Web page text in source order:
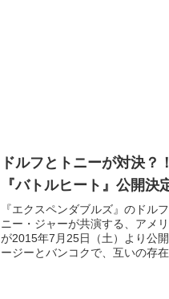
ドルフとトニーが対決？
『バトルヒート』公開決
『エクスペンダブルズ』のドル
ニー・ジャーが共演する、アメ
が2015年7月25日（土）より公
ージーとバンコクで、互いの存